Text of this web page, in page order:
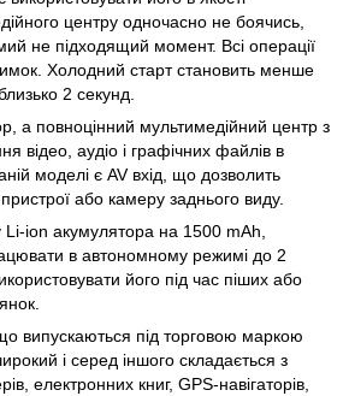
центру одночасно не боячись,
не підходящий момент. Всі операції
Холодний старт становить менше
2 секунд.
а повноцінний мультимедійний центр з
відео, аудіо і графічних файлів в
моделі є AV вхід, що дозволить
або камеру заднього виду.
ion акумулятора на 1500 mAh,
в автономному режимі до 2
його під час піших або
випускаються під торговою маркою
і серед іншого складається з
електронних книг, GPS-навігаторів,